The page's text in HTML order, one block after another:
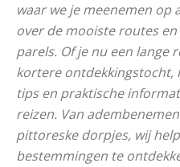
waar we je meenemen op
over de mooiste routes
parels. Of je nu een lange
kortere ontdekkingstocht,
tips en praktische
reizen. Van
pittoreske dorpjes, wij
bestemmingen te